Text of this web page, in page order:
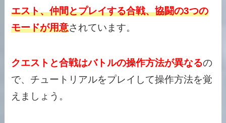
エスト、仲間とプレイする合戦、協闘の3つの
モードが用意されています。
クエストと合戦はバトルの操作方法が異なるの
で、チュートリアルをプレイして操作方法を覚
えましょう。